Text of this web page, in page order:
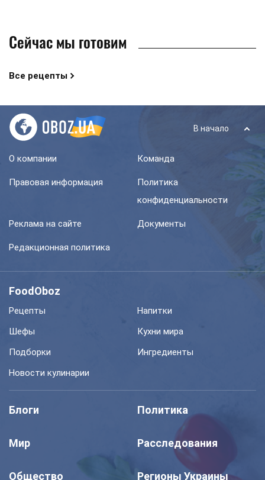
Сейчас мы готовим
Все рецепты
В начало
О компании Команда
Правовая информация
Политика
конфиденциальности
Реклама на сайте Документы
Редакционная политика
FoodOboz
Рецепты
Напитки
Шефы
Кухни мира
Подборки
Ингредиенты
Новости кулинарии
Блоги Политика
Мир Расследования
Общество Регионы Украины